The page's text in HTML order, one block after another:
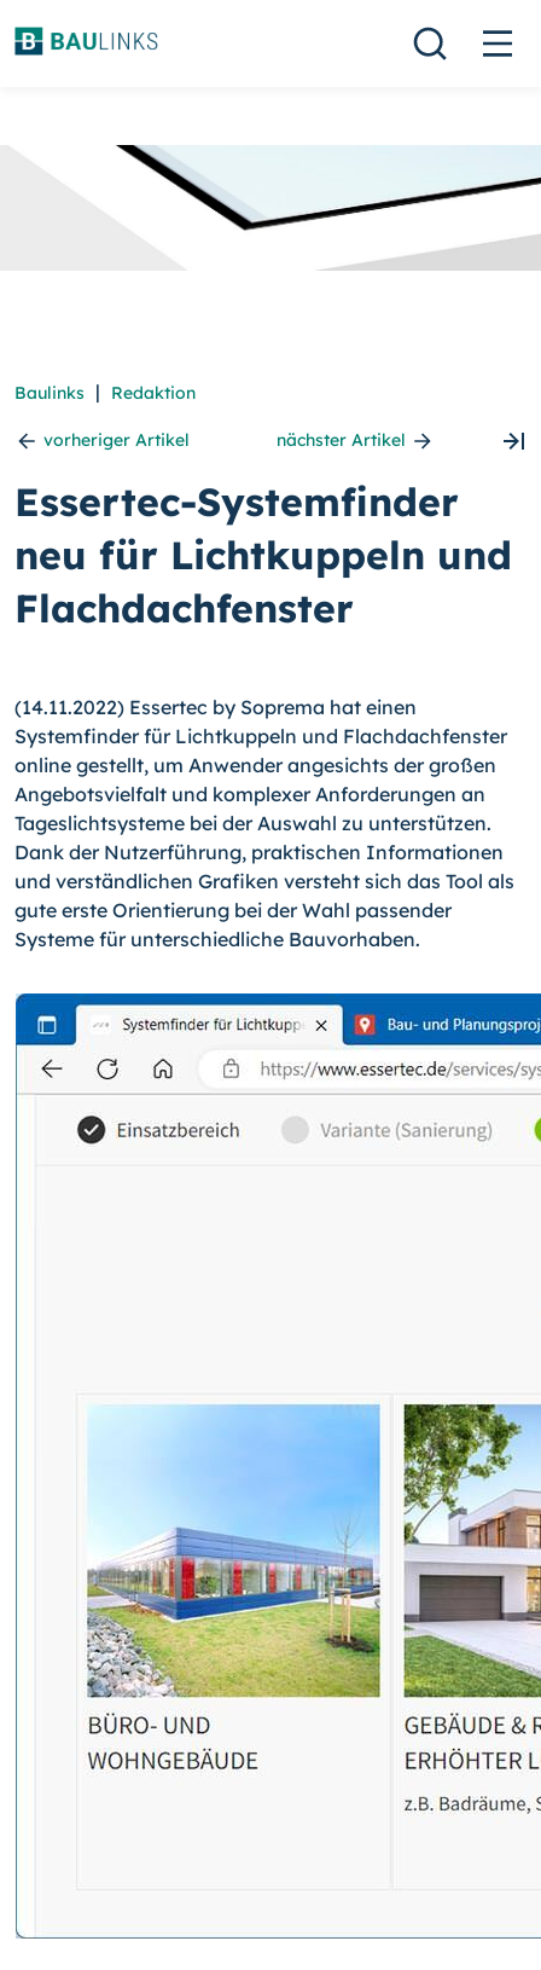
Baulinks | Redaktion
vorheriger Artikel nächster Artikel
Essertec-Systemfinder
neu für Lichtkuppeln und
Flachdachfenster
(14.11.2022) Essertec by Soprema hat einen
Systemfinder für Lichtkuppeln und Flachdachfenster
online gestellt, um Anwender angesichts der großen
Angebotsvielfalt und komplexer Anforderungen an
Tageslichtsysteme bei der Auswahl zu unterstützen.
Dank der Nutzerführung, praktischen Informationen
und verständlichen Grafiken versteht sich das Tool als
gute erste Orientierung bei der Wahl passender
Systeme für unterschiedliche Bauvorhaben.